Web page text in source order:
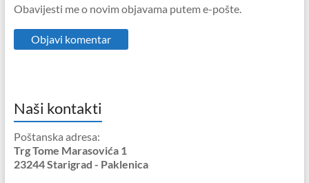
Obavijesti me o novim objavama putem e-pošte.
Naši kontakti
Poštanska adresa:
Trg Tome Marasovića 1
23244 Starigrad - Paklenica